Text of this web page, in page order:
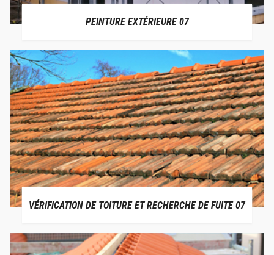
PEINTURE EXTÉRIEURE 07
VÉRIFICATION DE TOITURE ET RECHERCHE DE FUITE 07